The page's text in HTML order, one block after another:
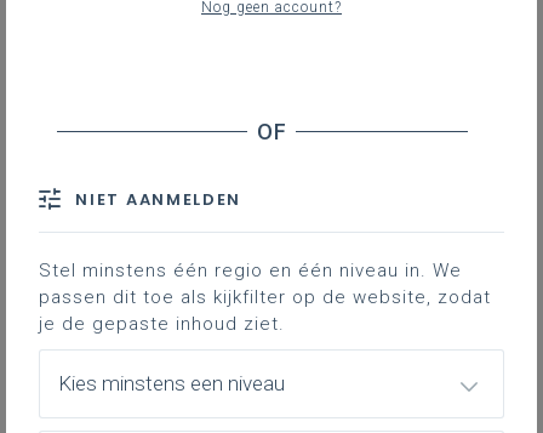
Wat?
Volgens hetBurgerlijk Wetboekis eigendom
‘het recht om op de meest volstrekte wijze
daarover te beschikken, mits men er geen
gebruik van maakt dat strijdig is met de
Nog geen account?
NIET AANMELDEN
Stel minstens één regio en één niveau in. We
passen dit toe als kijkfilter op de website, zodat
je de gepaste inhoud ziet.
Kies minstens een niveau